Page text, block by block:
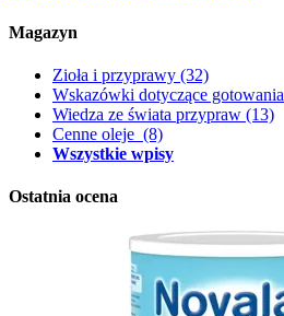
Magazyn
Zioła i przyprawy (32)
Wskazówki dotyczące gotowania
Wiedza ze świata przypraw (13)
Cenne oleje (8)
Wszystkie wpisy
Ostatnia ocena